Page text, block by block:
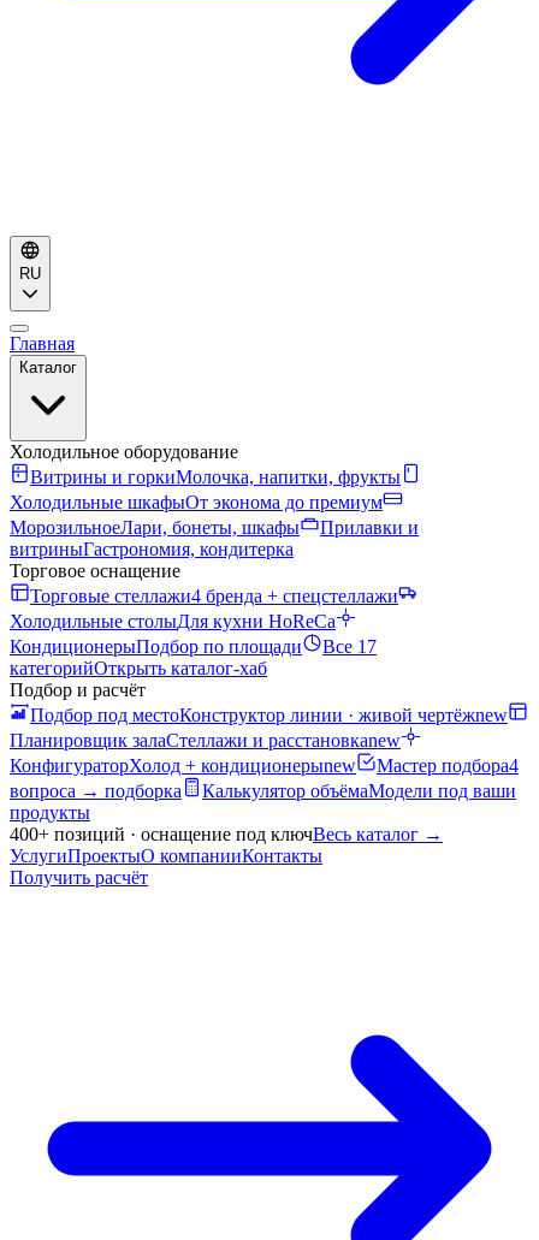
RU
Главная
Каталог
Холодильное оборудование
Витрины и горкиМолочка, напитки, фрукты
Холодильные шкафыОт эконома до премиум
МорозильноеЛари, бонеты, шкафы
Прилавки и
витриныГастрономия, кондитерка
Торговое оснащение
Торговые стеллажи4 бренда + спецстеллажи
Холодильные столыДля кухни HoReCa
КондиционерыПодбор по площади
Все 17
категорийОткрыть каталог-хаб
Подбор и расчёт
Подбор под местоКонструктор линии · живой чертёжnew
Планировщик залаСтеллажи и расстановкаnew
КонфигураторХолод + кондиционерыnew Мастер подбора4
вопроса → подборка
Калькулятор объёмаМодели под ваши
продукты
400+ позиций · оснащение под ключВесь каталог →
УслугиПроектыО компанииКонтакты
Получить расчёт